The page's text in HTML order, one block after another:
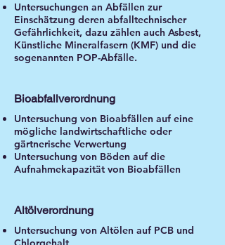
Untersuchungen an Abfällen zur
Einschätzung deren abfalltechnischer
Gefährlichkeit, dazu zählen auch Asbest,
Künstliche Mineralfasern (KMF) und die
sogenannten POP-Abfälle.
Bioabfallverordnung
Untersuchung von Bioabfällen auf eine
mögliche landwirtschaftliche oder
gärtnerische Verwertung
Untersuchung von Böden auf die
Aufnahmekapazität von Bioabfällen
Altölverordnung
Untersuchung von Altölen auf PCB und